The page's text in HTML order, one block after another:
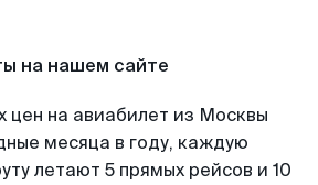
на нашем сайте
цен на авиабилет из Москвы
месяца в году, каждую
летают 5 прямых рейсов и 10